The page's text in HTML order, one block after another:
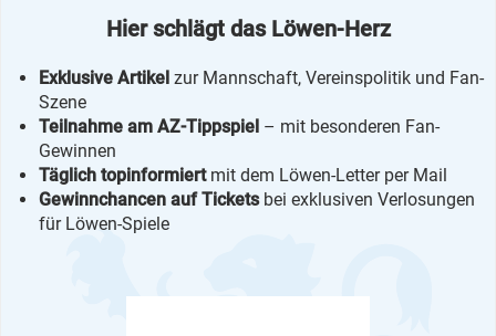
Hier schlägt das Löwen-Herz
Exklusive Artikel zur Mannschaft, Vereinspolitik und Fan-
Szene
Teilnahme am AZ-Tippspiel – mit besonderen Fan-
Gewinnen
Täglich topinformiertmit dem Löwen-Letter per Mail
Gewinnchancen auf Ticketsbei exklusiven Verlosungen
für Löwen-Spiele